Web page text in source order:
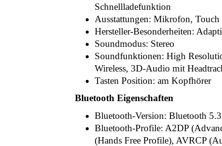
Schnellladefunktion
Ausstattungen: Mikrofon, Touch
Hersteller-Besonderheiten:
Soundmodus: Stereo
Soundfunktionen: High
Wireless, 3D-Audio mit
Tasten Position: am Kopfhörer
Bluetooth Eigenschaften
Bluetooth-Version: Bluetooth 5.3
Bluetooth-Profile: A2DP
(Hands Free Profile), AVRCP